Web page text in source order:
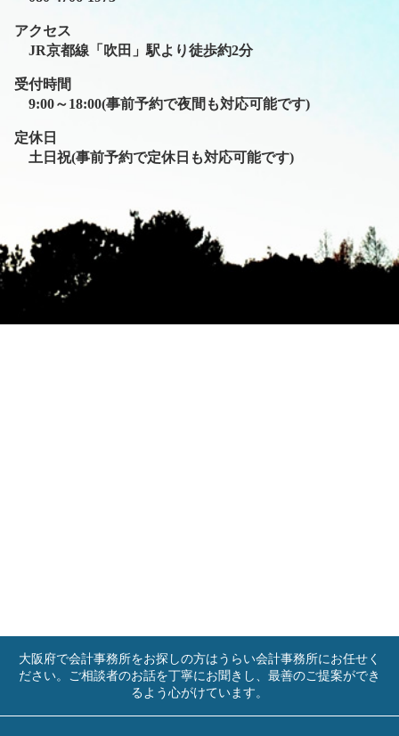
アクセス
JR京都線「吹田」駅より徒歩約2分
受付時間
9:00～18:00(事前予約で夜間も対応可能です)
定休日
土日祝(事前予約で定休日も対応可能です)
大阪府で会計事務所をお探しの方はうらい会計事務所にお任せく
ださい。ご相談者のお話を丁寧にお聞きし、最善のご提案ができ
るよう心がけています。